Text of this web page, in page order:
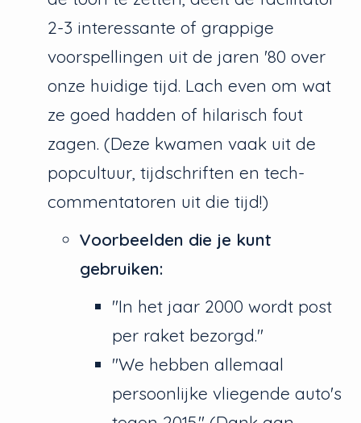
2-3 interessante of grappige
voorspellingen uit de jaren '80 over
onze huidige tijd. Lach even om wat
ze goed hadden of hilarisch fout
zagen. (Deze kwamen vaak uit de
popcultuur, tijdschriften en tech-
commentatoren uit die tijd!)
Voorbeelden die je kunt
gebruiken:
"In het jaar 2000 wordt post
per raket bezorgd."
"We hebben allemaal
persoonlijke vliegende auto's